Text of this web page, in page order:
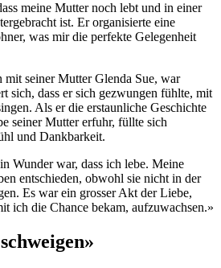
meine Mutter noch lebt und in einer
ist. Er organisierte eine
was mir die perfekte Gelegenheit
mit seiner Mutter Glenda Sue, war
sich, dass er sich gezwungen fühlte, mit
Als er die erstaunliche Geschichte
seiner Mutter erfuhr, füllte sich
und Dankbarkeit.
Wunder war, dass ich lebe. Meine
entschieden, obwohl sie nicht in der
Es war ein grosser Akt der Liebe,
ich die Chance bekam, aufzuwachsen.»